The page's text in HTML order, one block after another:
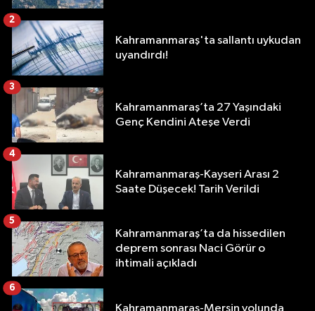
Kahramanmaraş'ta sallantı uykudan
uyandırdı!
2
Kahramanmaraş’ta 27 Yaşındaki
Genç Kendini Ateşe Verdi
3
Kahramanmaraş-Kayseri Arası 2
Saate Düşecek! Tarih Verildi
4
Kahramanmaraş’ta da hissedilen
deprem sonrası Naci Görür o
ihtimali açıkladı
5
Kahramanmaraş-Mersin yolunda
6